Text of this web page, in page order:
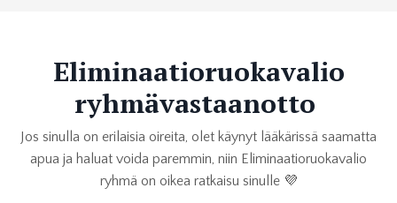
Eliminaatioruokavalio
ryhmävastaanotto
Jos sinulla on erilaisia oireita, olet käynyt lääkärissä saamatta
apua ja haluat voida paremmin, niin Eliminaatioruokavalio
ryhmä on oikea ratkaisu sinulle 💜